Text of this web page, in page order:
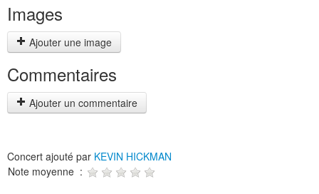
Images
Ajouter une image
Commentaires
Ajouter un commentaire
Concert ajouté par KEVIN HICKMAN
Note moyenne :